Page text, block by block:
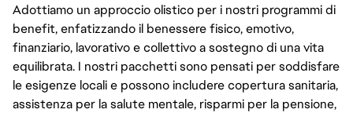
Adottiamo un approccio olistico per i nostri programmi di
benefit, enfatizzando il benessere fisico, emotivo,
finanziario, lavorativo e collettivo a sostegno di una vita
equilibrata. I nostri pacchetti sono pensati per soddisfare
le esigenze locali e possono includere copertura sanitaria,
assistenza per la salute mentale, risparmi per la pensione,